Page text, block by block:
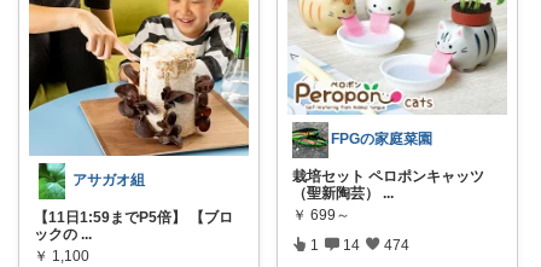
アサガオ組
【11日1:59までP5倍】 【ブロ
ックの ...
￥ 1,100
FPGの家庭菜園
栽培セット ペロポンキャッツ
（聖新陶芸） ...
￥ 699～
1 14 474